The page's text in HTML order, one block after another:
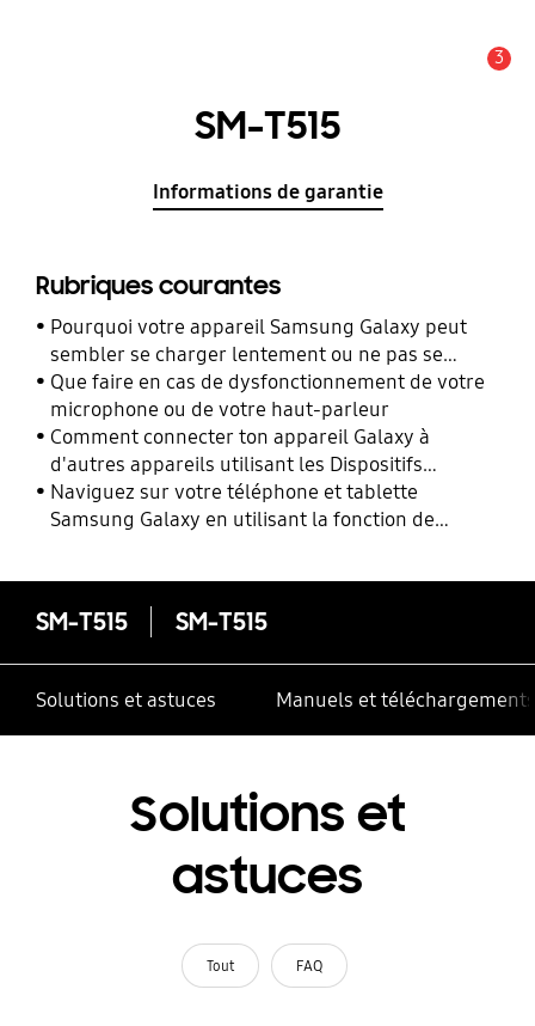
3
SM-T515
Informations de garantie
Rubriques courantes
Pourquoi votre appareil Samsung Galaxy peut
sembler se charger lentement ou ne pas se
charger du tout
Que faire en cas de dysfonctionnement de votre
microphone ou de votre haut-parleur
Comment connecter ton appareil Galaxy à
d'autres appareils utilisant les Dispositifs
Connectés ?
Naviguez sur votre téléphone et tablette
Samsung Galaxy en utilisant la fonction de
SM-T515 SM-T515
Solutions et astuces Manuels et téléchargements
Solutions et
astuces
Tout FAQ